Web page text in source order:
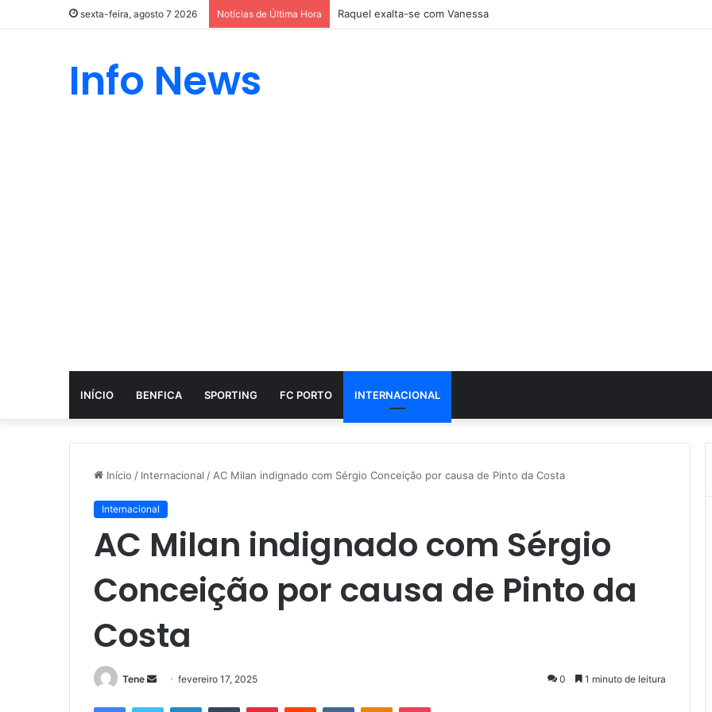
sexta-feira, agosto 7 2026 Notícias de Última Hora Raquel exalta-se com Vanessa
Info News
INÍCIO BENFICA SPORTING FC PORTO INTERNACIONAL
Início / Internacional / AC Milan indignado com Sérgio Conceição por causa de Pinto da Costa
Internacional
AC Milan indignado com Sérgio
Conceição por causa de Pinto da
Costa
Tene
Mandefevereiro 17, 2025 0 1 minuto de leitura
FacebookTwitter LinkedinTumblr PinterestReddit VK OK Pocket